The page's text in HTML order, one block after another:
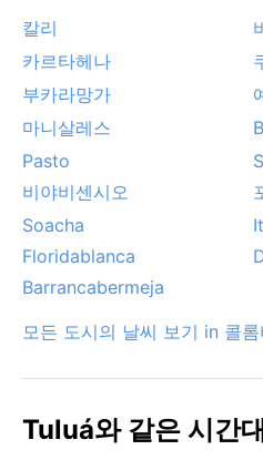
칼리
카르타헤나
부카라망가
마니살레스
Pasto
비야비센시오
Soacha
Floridablanca
Barrancabermeja
모든 도시의 날씨 보기 in 콜
Tuluá와 같은 시간